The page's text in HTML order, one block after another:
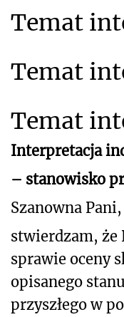
Temat
Temat
Temat
Interpretacja
– stanowisko
Szanowna Pani,
stwierdzam, że
sprawie oceny
opisanego
przyszłego w